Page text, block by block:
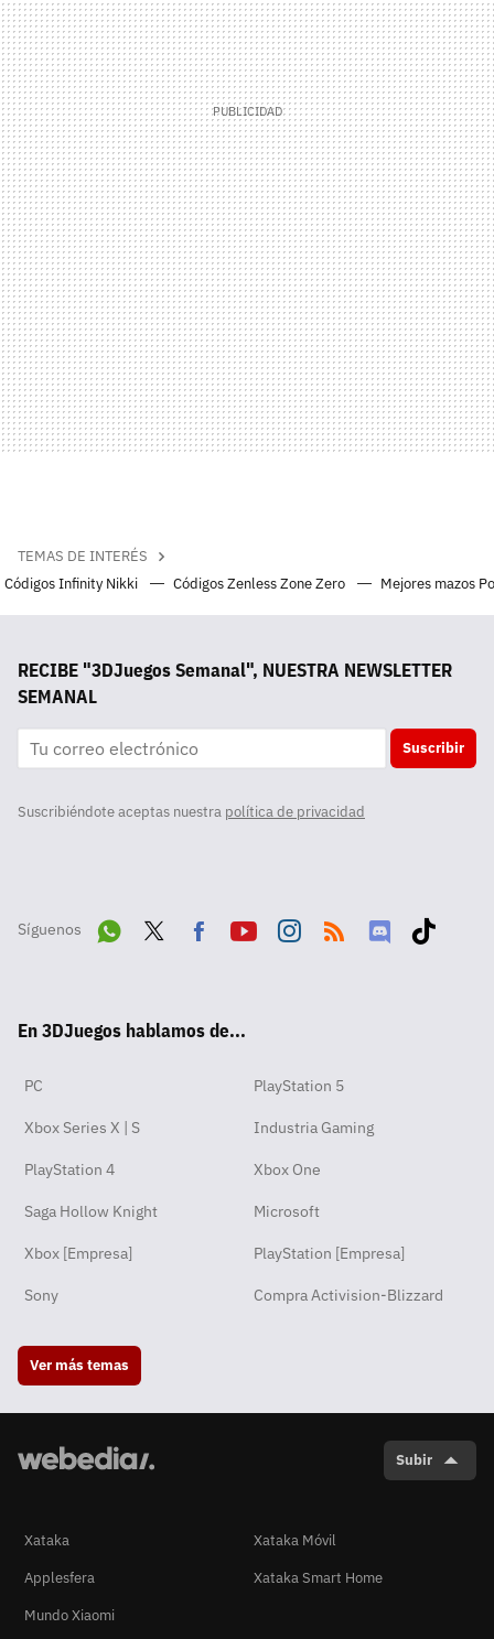
TEMAS DE INTERÉS
Códigos Infinity Nikki
Códigos Zenless Zone Zero Mejores mazos
RECIBE "3DJuegos Semanal", NUESTRA NEWSLETTER
SEMANAL
Suscribir
Suscribiéndote aceptas nuestra política de privacidad
Síguenos
pp
ok
En 3DJuegos hablamos de...
PC PlayStation 5
Xbox Series X | S Industria Gaming
PlayStation 4 Xbox One
Saga Hollow Knight Microsoft
Xbox [Empresa] PlayStation [Empresa]
Sony Compra Activision-Blizzard
Ver más temas
Subir
Xataka
Xataka Móvil
Applesfera
Xataka Smart Home
Mundo Xiaomi